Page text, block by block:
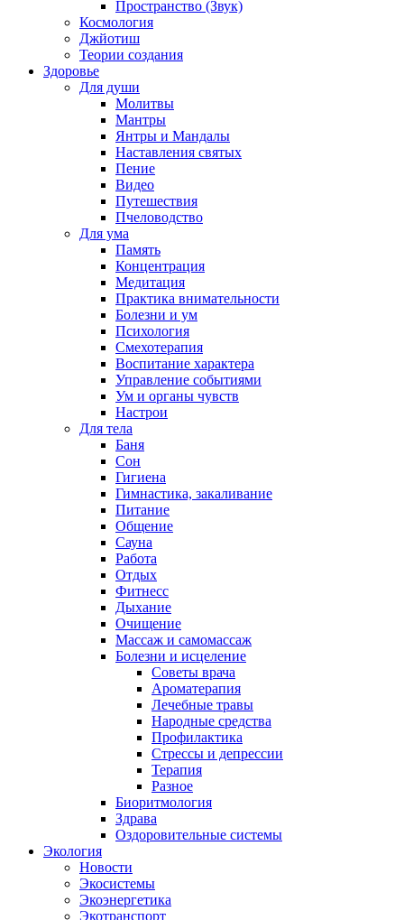
Пространство (Звук)
Космология
Джйотиш
Теории создания
Здоровье
Для души
Молитвы
Мантры
Янтры и Мандалы
Наставления святых
Пение
Видео
Путешествия
Пчеловодство
Для ума
Память
Концентрация
Медитация
Практика внимательности
Болезни и ум
Психология
Смехотерапия
Воспитание характера
Управление событиями
Ум и органы чувств
Настрои
Для тела
Баня
Сон
Гигиена
Гимнастика, закаливание
Питание
Общение
Сауна
Работа
Отдых
Фитнесс
Дыхание
Очищение
Массаж и самомассаж
Болезни и исцеление
Советы врача
Ароматерапия
Лечебные травы
Народные средства
Профилактика
Стрессы и депрессии
Терапия
Разное
Биоритмология
Здрава
Оздоровительные системы
Экология
Новости
Экосистемы
Экоэнергетика
Экотранспорт